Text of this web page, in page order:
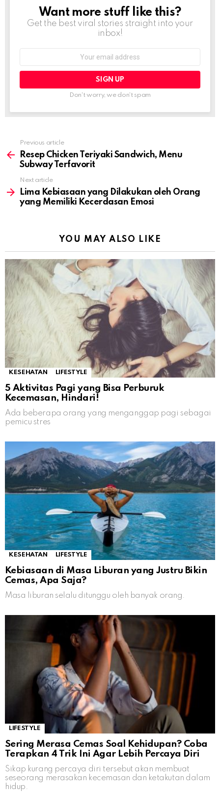
NEWSLETTER
Want more stuff like this?
Get the best viral stories straight into your
inbox!
Don't worry, we don't spam
more
Previous article
Resep Chicken Teriyaki Sandwich, Menu
Subway Terfavorit
Next article
Lima Kebiasaan yang Dilakukan oleh Orang
yang Memiliki Kecerdasan Emosi
YOU MAY ALSO LIKE
KESEHATAN LIFESTYLE
5 Aktivitas Pagi yang Bisa Perburuk
Kecemasan, Hindari!
Ada beberapa orang yang menganggap pagi sebagai
pemicu stres
KESEHATAN LIFESTYLE
Kebiasaan di Masa Liburan yang Justru Bikin
Cemas, Apa Saja?
Masa liburan selalu ditunggu oleh banyak orang.
LIFESTYLE
Sering Merasa Cemas Soal Kehidupan? Coba
Terapkan 4 Trik Ini Agar Lebih Percaya Diri
Sikap kurang percaya diri tersebut akan membuat
seseorang merasakan kecemasan dan ketakutan dalam
hidup.